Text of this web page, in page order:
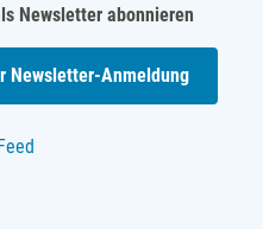
Newsletter abonnieren
Newsletter-Anmeldung